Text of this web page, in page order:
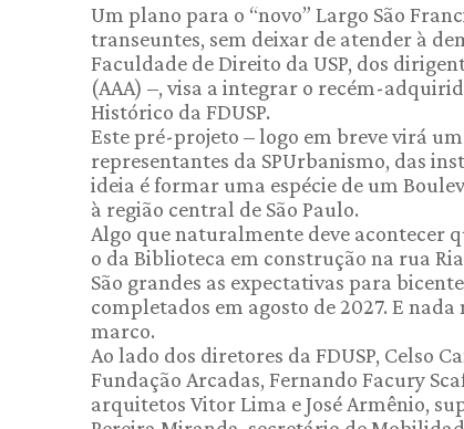
Um plano para o “novo” Largo São
transeuntes, sem deixar de atender à
Faculdade de Direito da USP, dos
(AAA) –, visa a integrar o recém-
Histórico da FDUSP.
Este pré-projeto – logo em breve virá
representantes da SPUrbanismo, das
ideia é formar uma espécie de um
à região central de São Paulo.
Algo que naturalmente deve acontecer
o da Biblioteca em construção na rua
São grandes as expectativas para
completados em agosto de 2027. E
marco.
Ao lado dos diretores da FDUSP, Celso
Fundação Arcadas, Fernando Facury
arquitetos Vitor Lima e José Armênio,